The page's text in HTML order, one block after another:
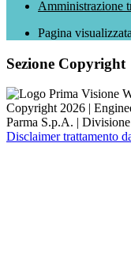
Amministrazione
Pagina visualizzata
Sezione Copyright
Copyright 2026 |
Parma S.p.A. |
Disclaimer trattamento